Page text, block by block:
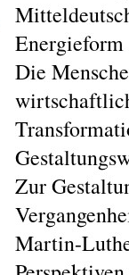
Die
Zur
Martin-